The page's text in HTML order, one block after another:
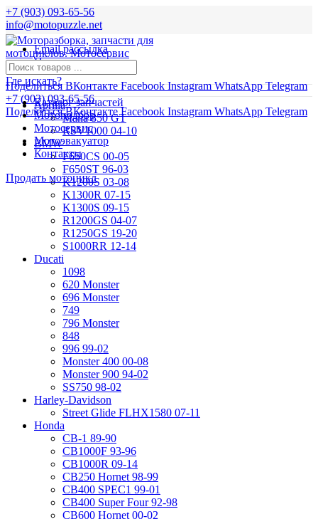
+7 (903) 093-65-56
info@motopuzzle.net
Email рассылка
Новости
Поделиться ВКонтакте Facebook Instagram WhatsApp Telegram
+7 (903) 093-65-56
Поделиться ВКонтакте Facebook Instagram WhatsApp Telegram
Где искать?
Aprilia
Mana 850 GT
RSV1000 04-10
BMW
F650CS 00-05
F650ST 96-03
K1200S 03-08
K1300R 07-15
K1300S 09-15
R1200GS 04-07
R1250GS 19-20
S1000RR 12-14
Ducati
1098
620 Monster
696 Monster
749
796 Monster
848
996 99-02
Monster 400 00-08
Monster 900 94-02
SS750 98-02
Harley-Davidson
Street Glide FLHX1580 07-11
Honda
CB-1 89-90
CB1000F 93-96
CB1000R 09-14
CB250 Hornet 98-99
CB400 SPEC1 99-01
CB400 Super Four 92-98
CB600 Hornet 00-02
Каталог запчастей
Мотоподбор
Мотосервис
Мотоэвакуатор
Контакты
Продать мотоцикл